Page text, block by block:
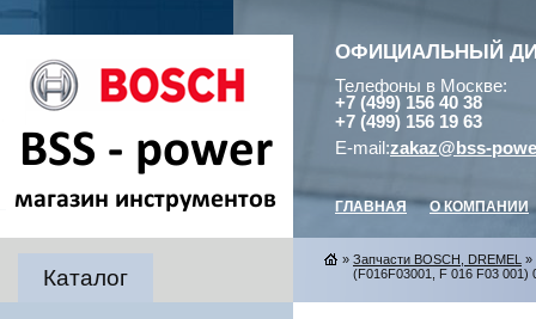
ОФИЦИАЛЬНЫЙ
Телефоны в Москве:
+7 (499) 156 40 38
+7 (499) 156 19 63
E-mail:zakaz@bss-
ГЛАВНАЯ О КОМПАНИИ
Каталог
» Запчасти BOSCH, DREMEL »
(F016F03001, F 016 F03 001)